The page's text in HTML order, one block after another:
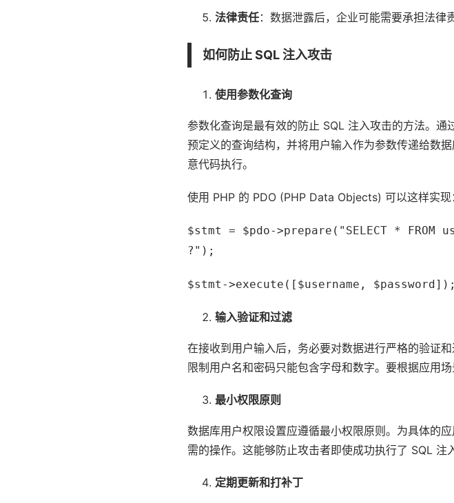
法律责任：数据泄露后，企业可能需要承担法律
如何防止 SQL 注入攻击
使用参数化查询
参数化查询是最有效的防止 SQL 注入攻击的方法。
预定义的查询结构，并将用户输入作为参数传递给数
意代码执行。
使用 PHP 的 PDO (PHP Data Objects) 可以这样实现
$stmt = $pdo->prepare("SELECT * FROM
?");
$stmt->execute([$username, $password]);
输入验证和过滤
在接收到用户输入后，务必要对数据进行严格的验证
限制用户名和密码只能包含字母和数字。要根据应用
最小权限原则
数据库用户权限设置应遵循最小权限原则。为具体的
需的操作。这能够防止攻击者即使成功执行了 SQL 注
定期更新和打补丁